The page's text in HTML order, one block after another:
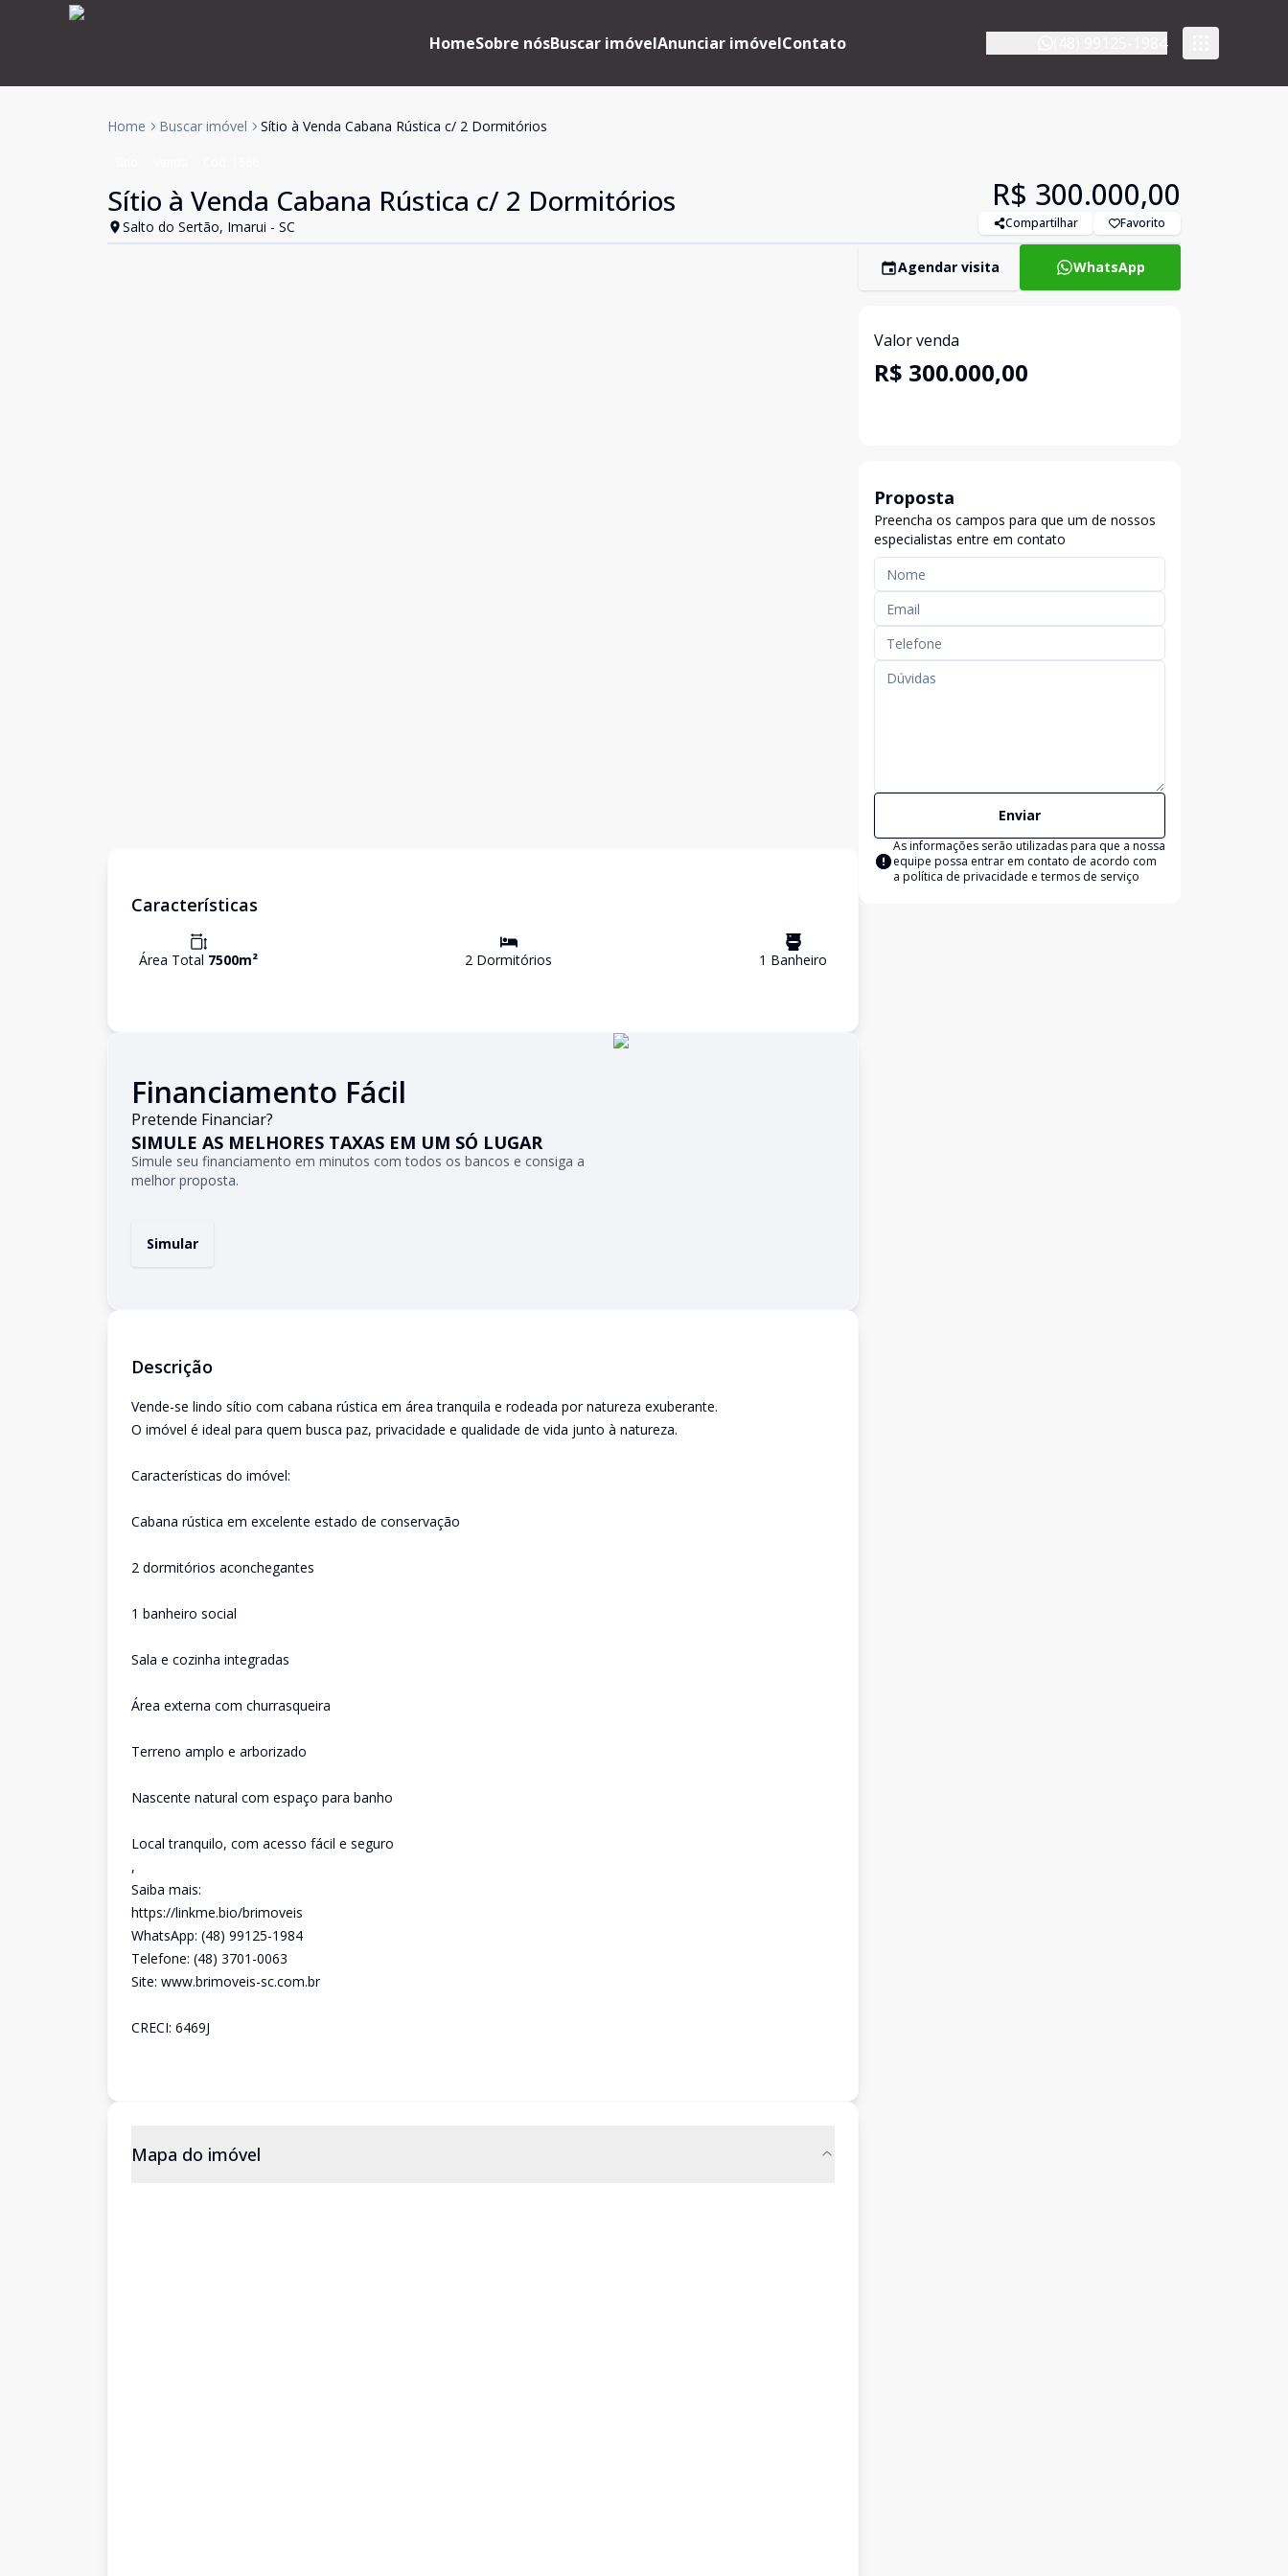
HomeSobre nósBuscar imóvelAnunciar imóvelContato
Home Buscar imóvel Sítio à Venda Cabana Rústica c/ 2 Dormitórios
Sítio à Venda Cabana Rústica c/ 2 Dormitórios
Salto do Sertão, Imarui - SC
R$ 300.000,00
Compartilhar Favorito
Características
Área Total 7500m² 2 Dormitórios 1 Banheiro
Financiamento Fácil
Pretende Financiar?
SIMULE AS MELHORES TAXAS EM UM SÓ LUGAR
Simule seu financiamento em minutos com todos os bancos e consiga a
melhor proposta.
Simular
Descrição
Vende-se lindo sítio com cabana rústica em área tranquila e rodeada por natureza exuberante.
O imóvel é ideal para quem busca paz, privacidade e qualidade de vida junto à natureza.
Características do imóvel:
Cabana rústica em excelente estado de conservação
2 dormitórios aconchegantes
1 banheiro social
Sala e cozinha integradas
Área externa com churrasqueira
Terreno amplo e arborizado
Nascente natural com espaço para banho
Local tranquilo, com acesso fácil e seguro
,
Saiba mais:
https://linkme.bio/brimoveis
WhatsApp: (48) 99125-1984
Telefone: (48) 3701-0063
Site: www.brimoveis-sc.com.br
CRECI: 6469J
Mapa do imóvel
Agendar visita WhatsApp
Valor venda
R$ 300.000,00
Proposta
Preencha os campos para que um de nossos
especialistas entre em contato
Enviar
As informações serão utilizadas para que a nossa
equipe possa entrar em contato de acordo com
a política de privacidade e termos de serviço